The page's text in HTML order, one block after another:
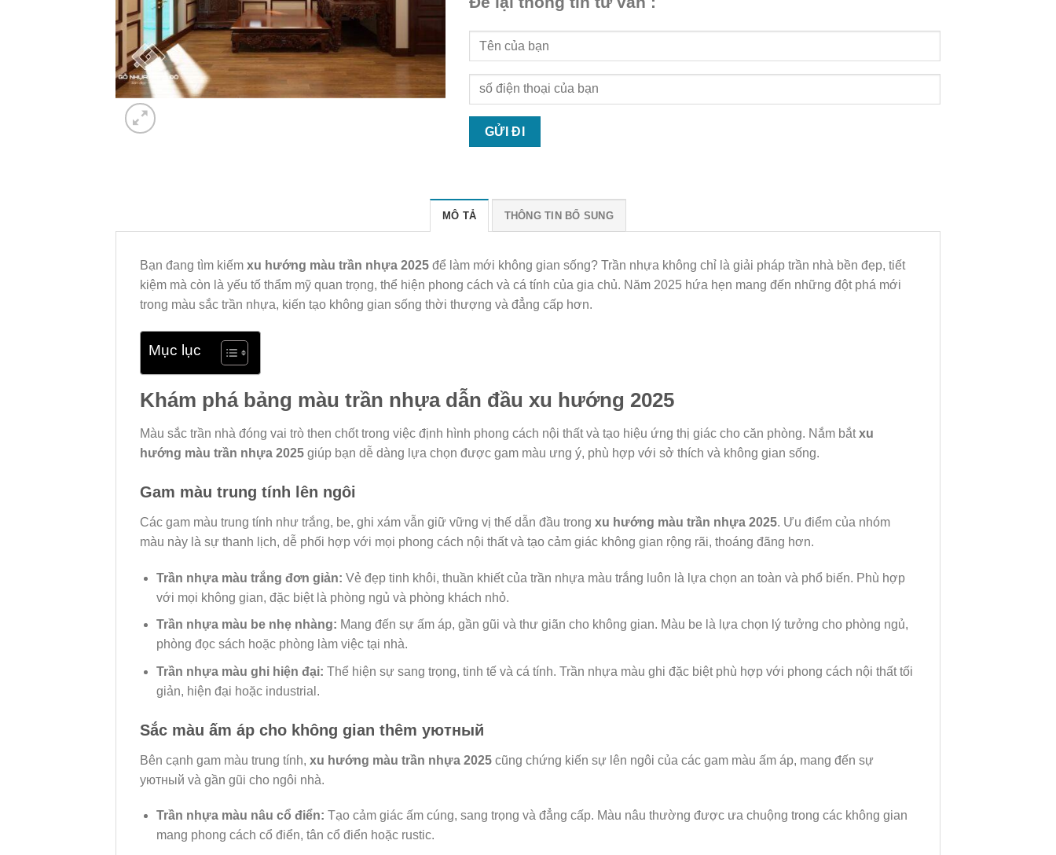
MÔ TẢ THÔNG TIN BỔ SUNG
Bạn đang tìm kiếm xu hướng màu trần nhựa 2025 để làm mới không gian sống? Trần nhựa không chỉ là giải pháp trần nhà bền đẹp, tiết
kiệm mà còn là yếu tố thẩm mỹ quan trọng, thể hiện phong cách và cá tính của gia chủ. Năm 2025 hứa hẹn mang đến những đột phá mới
trong màu sắc trần nhựa, kiến tạo không gian sống thời thượng và đẳng cấp hơn.
Mục lục
Khám phá bảng màu trần nhựa dẫn đầu xu hướng 2025
Màu sắc trần nhà đóng vai trò then chốt trong việc định hình phong cách nội thất và tạo hiệu ứng thị giác cho căn phòng. Nắm bắtxu
hướng màu trần nhựa 2025 giúp bạn dễ dàng lựa chọn được gam màu ưng ý, phù hợp với sở thích và không gian sống.
Gam màu trung tính lên ngôi
Các gam màu trung tính như trắng, be, ghi xám vẫn giữ vững vị thế dẫn đầu trong xu hướng màu trần nhựa 2025. Ưu điểm của nhóm
màu này là sự thanh lịch, dễ phối hợp với mọi phong cách nội thất và tạo cảm giác không gian rộng rãi, thoáng đãng hơn.
Trần nhựa màu trắng đơn giản: Vẻ đẹp tinh khôi, thuần khiết của trần nhựa màu trắng luôn là lựa chọn an toàn và phổ biến. Phù hợp
với mọi không gian, đặc biệt là phòng ngủ và phòng khách nhỏ.
Trần nhựa màu be nhẹ nhàng: Mang đến sự ấm áp, gần gũi và thư giãn cho không gian. Màu be là lựa chọn lý tưởng cho phòng ngủ,
phòng đọc sách hoặc phòng làm việc tại nhà.
Trần nhựa màu ghi hiện đại: Thể hiện sự sang trọng, tinh tế và cá tính. Trần nhựa màu ghi đặc biệt phù hợp với phong cách nội thất tối
giản, hiện đại hoặc industrial.
Sắc màu ấm áp cho không gian thêm уютный
Bên cạnh gam màu trung tính, xu hướng màu trần nhựa 2025 cũng chứng kiến sự lên ngôi của các gam màu ấm áp, mang đến sự
уютный và gần gũi cho ngôi nhà.
Trần nhựa màu nâu cổ điển: Tạo cảm giác ấm cúng, sang trọng và đẳng cấp. Màu nâu thường được ưa chuộng trong các không gian
mang phong cách cổ điển, tân cổ điển hoặc rustic.